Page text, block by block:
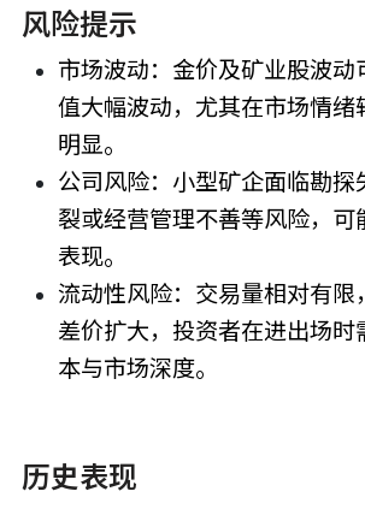
风险提示
市场波动：金价及矿业股波动
值大幅波动，尤其在市场情绪
明显。
公司风险：小型矿企面临勘探
裂或经营管理不善等风险，可
表现。
流动性风险：交易量相对有限
差价扩大，投资者在进出场时
本与市场深度。
历史表现